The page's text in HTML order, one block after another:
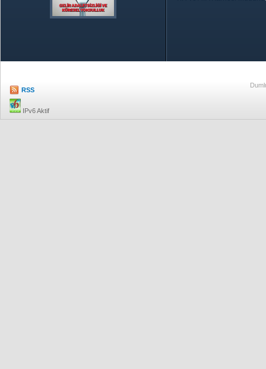
RSS
IPv6 Aktif